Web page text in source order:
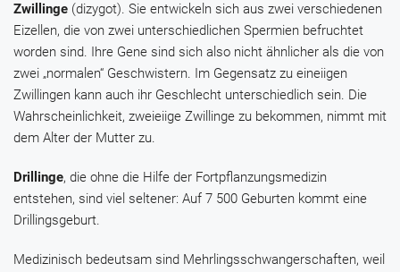
Zwillinge (dizygot). Sie entwickeln sich aus zwei verschiedenen
Eizellen, die von zwei unterschiedlichen Spermien befruchtet
worden sind. Ihre Gene sind sich also nicht ähnlicher als die von
zwei „normalen“ Geschwistern. Im Gegensatz zu eineiigen
Zwillingen kann auch ihr Geschlecht unterschiedlich sein. Die
Wahrscheinlichkeit, zweieiige Zwillinge zu bekommen, nimmt mit
dem Alter der Mutter zu.
Drillinge, die ohne die Hilfe der Fortpflanzungsmedizin
entstehen, sind viel seltener: Auf 7 500 Geburten kommt eine
Drillingsgeburt.
Medizinisch bedeutsam sind Mehrlingsschwangerschaften, weil